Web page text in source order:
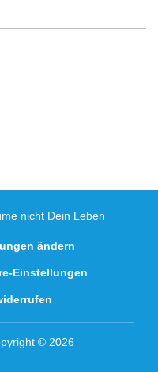
Kommentar
nicht Dein Leben
ändern
Einstellungen
© 2026